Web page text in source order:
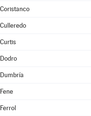
Coristanco
Culleredo
Curtis
Dodro
Dumbría
Fene
Ferrol